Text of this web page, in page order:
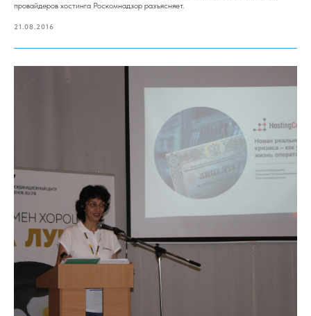
провайдеров хостинга Роскомнадзор разъясняет.
21.08.2016